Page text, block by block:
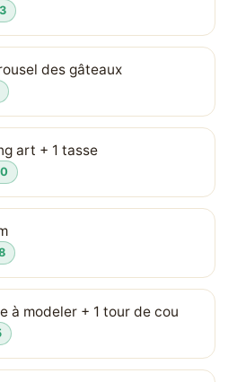
des gâteaux
art + 1 tasse
à modeler + 1 tour de cou